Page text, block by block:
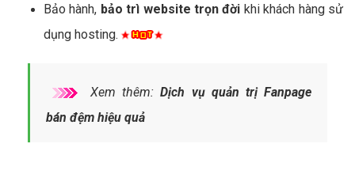
Bảo hành, bảo trì website trọn đời khi khách hàng sử
dụng hosting.
Xem thêm:Dịch vụ quản trị Fanpage
bán đệm hiệu quả